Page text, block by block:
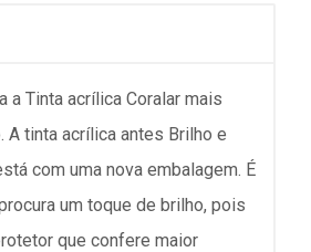
a Tinta acrílica Coralar mais
A tinta acrílica antes Brilho e
com uma nova embalagem. É
um toque de brilho, pois
que confere maior